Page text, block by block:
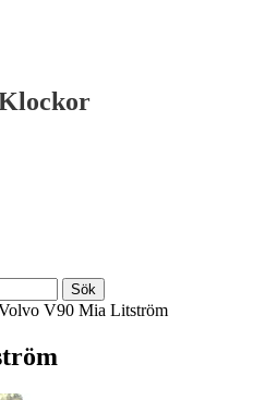
Sök
V90 Mia Litström